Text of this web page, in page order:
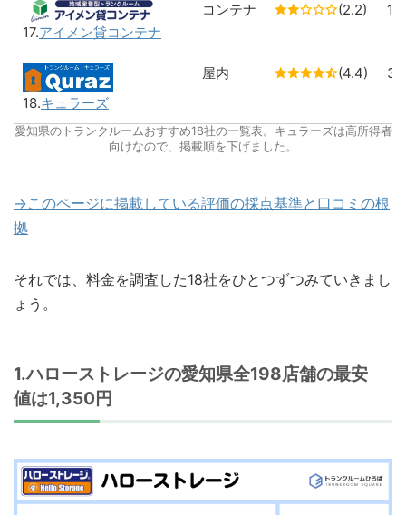
17.アイメン貸コンテナ
コンテナ (2.2)
18.キュラーズ
屋内 (4.4) 3
愛知県のトランクルームおすすめ18社の一覧表。キュラーズは高所得者
向けなので、掲載順を下げました。
→このページに掲載している評価の採点基準と口コミの根
拠
それでは、料金を調査した18社をひとつずつみていきまし
ょう。
1.ハローストレージの愛知県全198店舗の最安
値は1,350円